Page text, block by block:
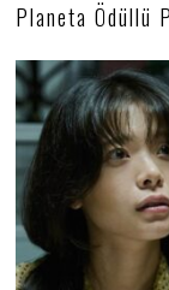
Planeta Ödüllü